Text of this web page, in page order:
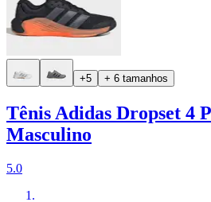
+5 + 6 tamanhos
Tênis Adidas Dropset 4
Masculino
5.0